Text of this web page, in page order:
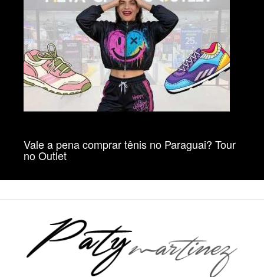
Vale a pena comprar tênis no Paraguai? Tour
no Outlet